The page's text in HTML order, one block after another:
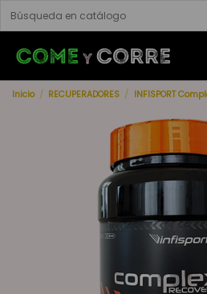
Inicio RECUPERADORES INFISPORT